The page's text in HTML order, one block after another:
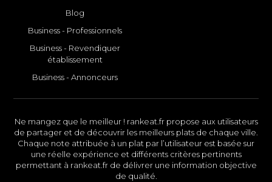
Blog
Business - Professionnels
Business - Revendiquer
établissement
Business - Annonceurs
Ne mangez que le meilleur ! rankeat.fr propose aux utilisateurs
de partager et de découvrir les meilleurs plats de chaque ville.
Chaque note attribuée à un plat par l’utilisateur est basée sur
une réelle expérience et différents critères pertinents
permettant à rankeat.fr de délivrer une information objective
de qualité.